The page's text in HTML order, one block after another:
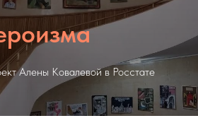
Алены Ковалевой в Росстате